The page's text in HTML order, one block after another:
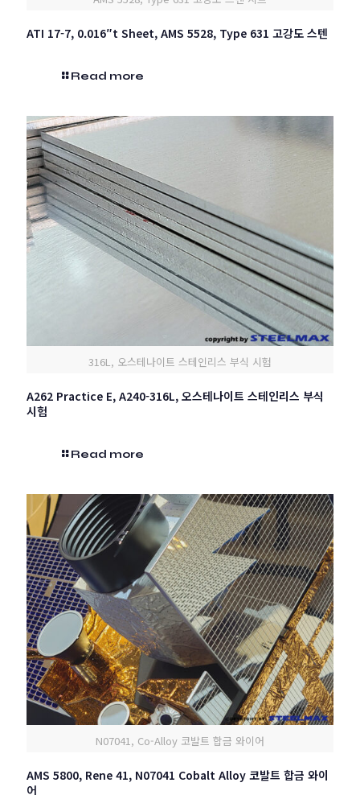
ATI 17-7, 0.016″t Sheet, AMS 5528, Type 631 고강도 스텐
Read more
316L, 오스테나이트 스테인리스 부식 시험
A262 Practice E, A240-316L, 오스테나이트 스테인리스 부식
시험
Read more
N07041, Co-Alloy 코발트 합금 와이어
AMS 5800, Rene 41, N07041 Cobalt Alloy 코발트 합금 와이
어